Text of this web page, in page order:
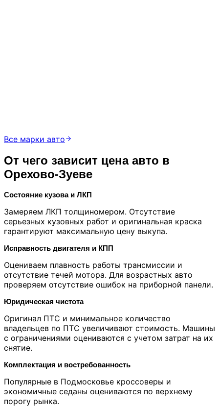
Все марки авто
От чего зависит цена авто в
Орехово-Зуеве
Состояние кузова и ЛКП
Замеряем ЛКП толщиномером. Отсутствие
серьезных кузовных работ и оригинальная краска
гарантируют максимальную цену выкупа.
Исправность двигателя и КПП
Оцениваем плавность работы трансмиссии и
отсутствие течей мотора. Для возрастных авто
проверяем отсутствие ошибок на приборной панели.
Юридическая чистота
Оригинал ПТС и минимальное количество
владельцев по ПТС увеличивают стоимость. Машины
с ограничениями оцениваются с учетом затрат на их
снятие.
Комплектация и востребованность
Популярные в Подмосковье кроссоверы и
экономичные седаны оцениваются по верхнему
порогу рынка.